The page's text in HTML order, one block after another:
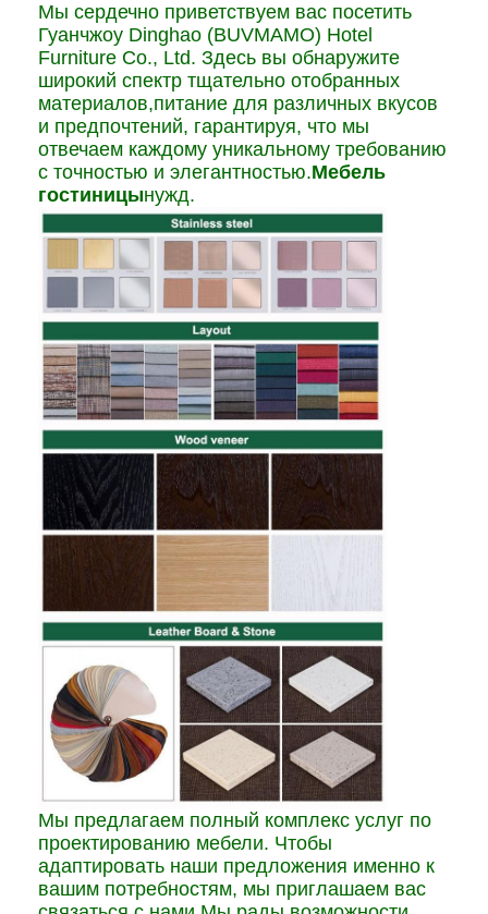
Мы сердечно приветствуем вас посетить
Гуанчжоу Dinghao (BUVMAMO) Hotel
Furniture Co., Ltd. Здесь вы обнаружите
широкий спектр тщательно отобранных
материалов,питание для различных вкусов
и предпочтений, гарантируя, что мы
отвечаем каждому уникальному требованию
с точностью и элегантностью.Мебель
гостиницынужд.
Мы предлагаем полный комплекс услуг по
проектированию мебели. Чтобы
адаптировать наши предложения именно к
вашим потребностям, мы приглашаем вас